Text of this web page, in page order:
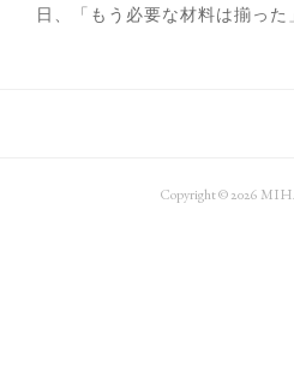
日、「もう必要な材料は揃っ
Copyright ©2026